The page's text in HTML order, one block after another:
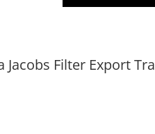
Jacobs Filter Export